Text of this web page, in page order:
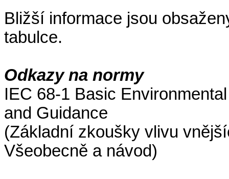
Bližší informace jsou
tabulce.
Odkazy na normy
IEC 68-1 Basic
and Guidance
(Základní zkoušky vlivu
Všeobecně a návod)